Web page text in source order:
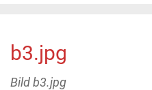
b3.jpg
Bild b3.jpg